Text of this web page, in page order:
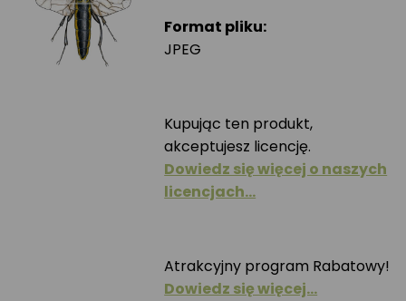
Format pliku:
JPEG
Kupując ten produkt,
akceptujesz licencję.
Dowiedz się więcej o naszych
licencjach…
Atrakcyjny program Rabatowy!
Dowiedz się więcej…